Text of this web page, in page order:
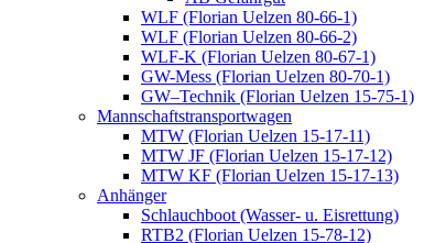
WLF (Florian Uelzen 80-66-1)
WLF (Florian Uelzen 80-66-2)
WLF-K (Florian Uelzen 80-67-1)
GW-Mess (Florian Uelzen 80-70-1)
GW–Technik (Florian Uelzen 15-75-1)
Mannschaftstransportwagen
MTW (Florian Uelzen 15-17-11)
MTW JF (Florian Uelzen 15-17-12)
MTW KF (Florian Uelzen 15-17-13)
Anhänger
Schlauchboot (Wasser- u. Eisrettung)
RTB2 (Florian Uelzen 15-78-12)